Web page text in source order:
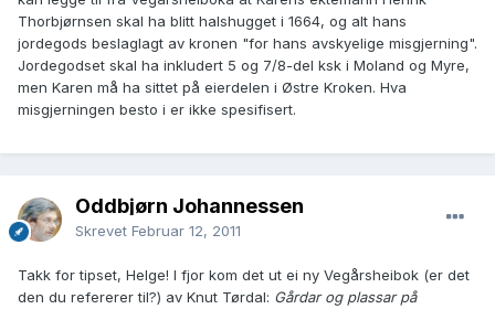
Thorbjørnsen skal ha blitt halshugget i 1664, og alt hans
jordegods beslaglagt av kronen "for hans avskyelige misgjerning".
Jordegodset skal ha inkludert 5 og 7/8-del ksk i Moland og Myre,
men Karen må ha sittet på eierdelen i Østre Kroken. Hva
misgjerningen besto i er ikke spesifisert.
Oddbjørn Johannessen
Skrevet Februar 12, 2011
Takk for tipset, Helge! I fjor kom det ut ei ny Vegårsheibok (er det
den du refererer til?) av Knut Tørdal: Gårdar og plassar på